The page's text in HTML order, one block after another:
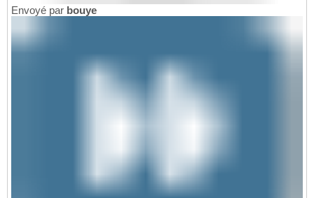
Envoyé par bouye